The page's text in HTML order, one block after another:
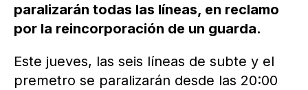
paralizarán todas las líneas, en reclamo
por la reincorporación de un guarda.
Este jueves, las seis líneas de subte y el
premetro se paralizarán desde las 20:00